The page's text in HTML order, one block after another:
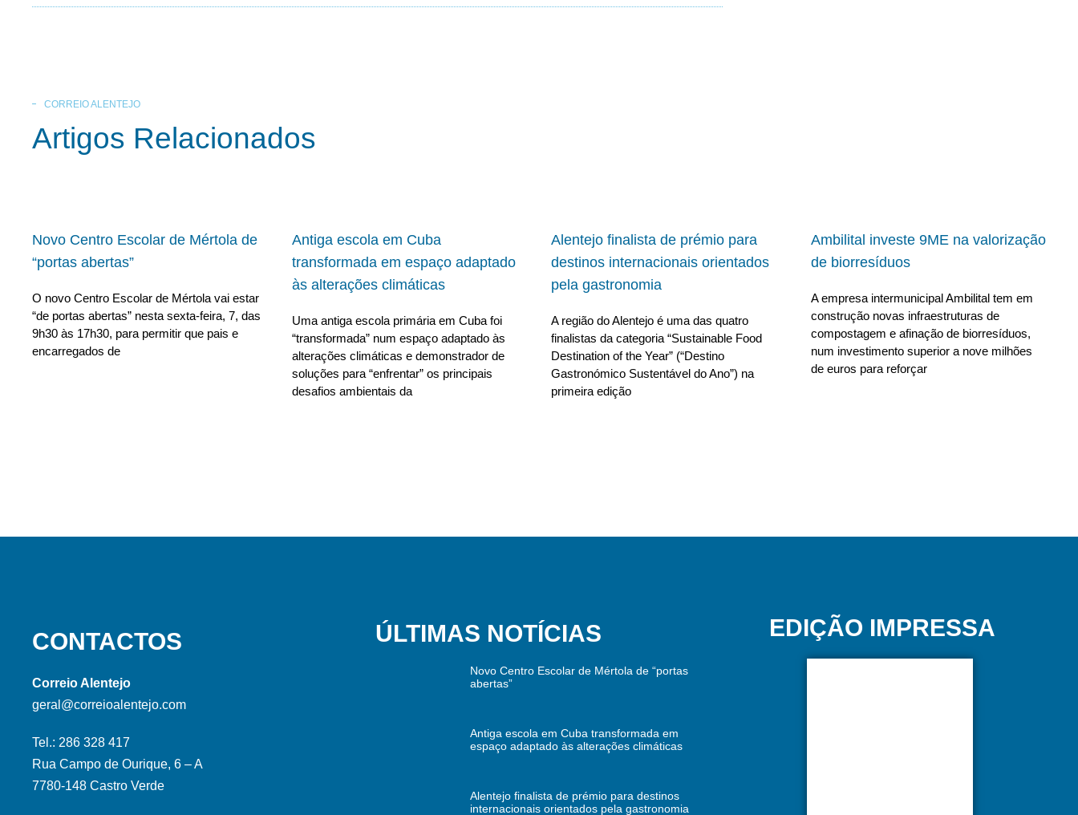
CORREIO ALENTEJO
Artigos Relacionados
Novo Centro Escolar de Mértola de
“portas abertas”
O novo Centro Escolar de Mértola vai estar
“de portas abertas” nesta sexta-feira, 7, das
9h30 às 17h30, para permitir que pais e
encarregados de
Antiga escola em Cuba
transformada em espaço adaptado
às alterações climáticas
Uma antiga escola primária em Cuba foi
“transformada” num espaço adaptado às
alterações climáticas e demonstrador de
soluções para “enfrentar” os principais
desafios ambientais da
Alentejo finalista de prémio para
destinos internacionais orientados
pela gastronomia
A região do Alentejo é uma das quatro
finalistas da categoria “Sustainable Food
Destination of the Year” (“Destino
Gastronómico Sustentável do Ano”) na
primeira edição
Ambilital investe 9ME na valorização
de biorresíduos
A empresa intermunicipal Ambilital tem em
construção novas infraestruturas de
compostagem e afinação de biorresíduos,
num investimento superior a nove milhões
de euros para reforçar
CONTACTOS
Correio Alentejo
geral@correioalentejo.com
Tel.: 286 328 417
Rua Campo de Ourique, 6 – A
7780-148 Castro Verde
ÚLTIMAS NOTÍCIAS
Novo Centro Escolar de Mértola de “portas
abertas”
Antiga escola em Cuba transformada em
espaço adaptado às alterações climáticas
Alentejo finalista de prémio para destinos
internacionais orientados pela gastronomia
EDIÇÃO IMPRESSA